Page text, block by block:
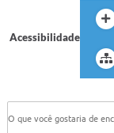
Acessibilidade